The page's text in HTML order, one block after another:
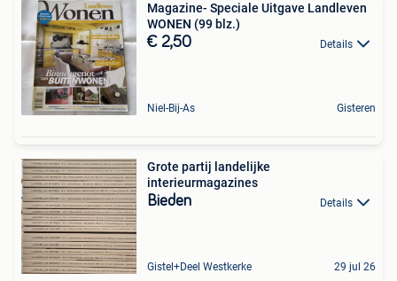
Magazine- Speciale Uitgave Landleven
WONEN (99 blz.)
€ 2,50 Details
Niel-Bij-As Gisteren
Grote partij landelijke
interieurmagazines
Bieden Details
Gistel+Deel Westkerke 29 jul 26